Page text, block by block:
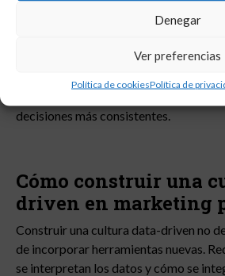
Denegar
Ver preferencias
Política de cookiesPolítica de
detectar patrones antes de actuar,
El objetivo no es generar más datos,
decisiones más consistentes.
Cómo construir una
driven en marketing
Construir una cultura data-driven no
de incorporar herramientas nuevas.
se interpretan los datos y cómo se